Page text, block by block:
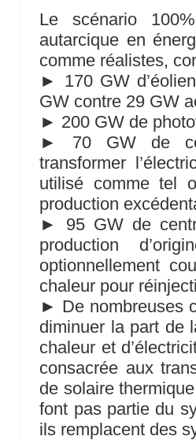
Le scénario
autarcique en
comme réalistes,
► 170 GW
GW contre 29 GW
► 200 GW de
► 70 GW de
transformer
utilisé comme tel
production
► 95 GW de
production
optionnellement
chaleur pour
► De nombreuses
diminuer la part de
chaleur et
consacrée aux
de solaire
font pas partie du
ils remplacent des